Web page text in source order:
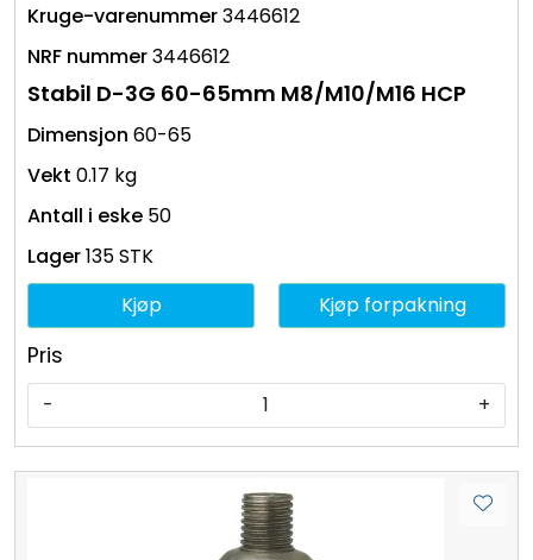
3446612
3446612
Stabil D-3G 60-65mm M8/M10/M16 HCP
60-65
0.17 kg
50
135 STK
Pris
- +
Kjøp Kjøp forpakning